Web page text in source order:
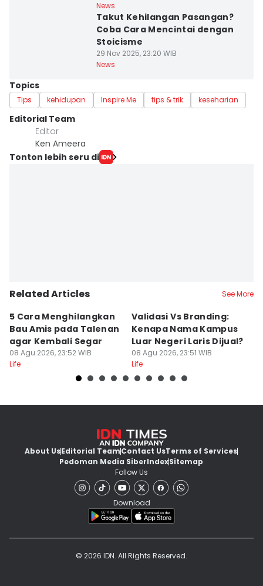
News
Takut Kehilangan Pasangan?
Coba Cara Mencintai dengan
Stoicisme
29 Nov 2025, 23:20 WIB
News
Topics
Tips kehidupan Inspire Me tips & trik keseharian
Editorial Team
Editor
Ken Ameera
Tonton lebih seru di
Related Articles See More
5 Cara Menghilangkan
Bau Amis pada Talenan
agar Kembali Segar
08 Agu 2026, 23:52 WIB
Life
Validasi Vs Branding:
Kenapa Nama Kampus
Luar Negeri Laris Dijual?
08 Agu 2026, 23:51 WIB
Life
About UsEditorial TeamContact UsTerms of Services
Pedoman Media SiberIndexSitemap
Follow Us
Download
© 2026 IDN. All Rights Reserved.